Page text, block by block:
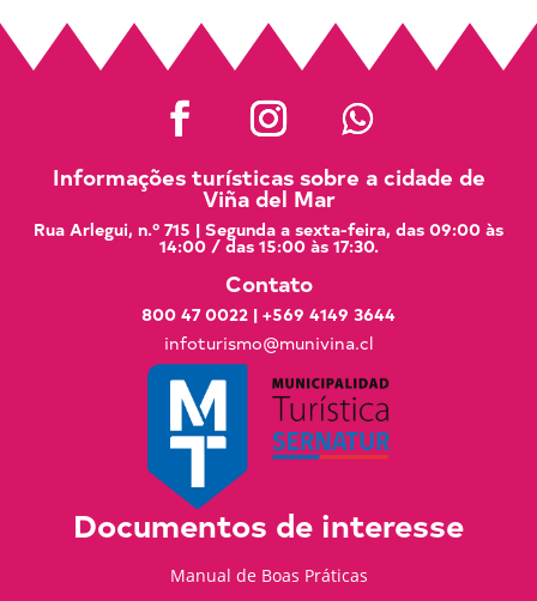
Informações turísticas sobre a cidade de
Viña del Mar
Rua Arlegui, n.º 715 | Segunda a sexta-feira, das 09:00 às
14:00 / das 15:00 às 17:30.
Contato
800 47 0022 | +569 4149 3644
infoturismo@munivina.cl
Documentos de interesse
Manual de Boas Práticas